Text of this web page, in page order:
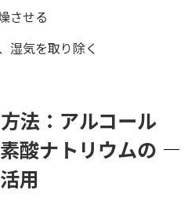
させる
湿気を取り除く
法：アルコール
酸ナトリウムの
活用